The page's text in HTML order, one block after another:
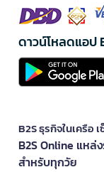
ดาวน์โหลดแอป
B2S ธุรกิจในเครือ
B2S Online แหล่
สำหรับทุกวัย